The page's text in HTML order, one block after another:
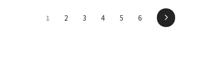
1 2 3 4 5 6 次のページ